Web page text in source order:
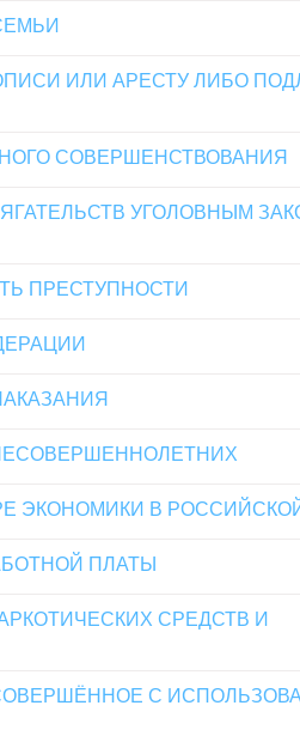
ИЛИ АРЕСТУ ЛИБО
СОВЕРШЕНСТВОВАНИЯ
УГОЛОВНЫМ
ПРЕСТУПНОСТИ
ЭКОНОМИКИ В
ПЛАТЫ
СРЕДСТВ И
С